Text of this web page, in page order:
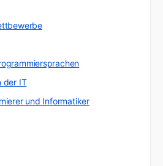
der IT
und Informatiker